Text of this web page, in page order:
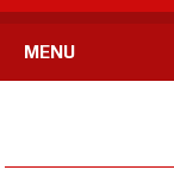
MENU